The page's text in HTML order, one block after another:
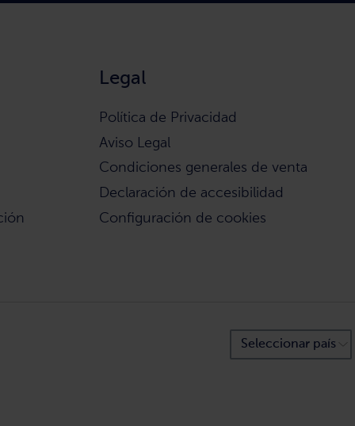
Legal
Política de Privacidad
Aviso Legal
Condiciones generales de venta
Declaración de accesibilidad
Configuración de cookies